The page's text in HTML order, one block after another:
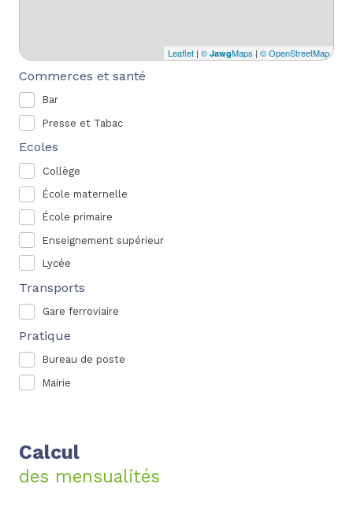
Leaflet | © JawgMaps | © OpenStreetMap
Commerces et santé
Bar
Presse et Tabac
Ecoles
Collège
École maternelle
École primaire
Enseignement supérieur
Lycée
Transports
Gare ferroviaire
Pratique
Bureau de poste
Mairie
Calcul
des mensualités